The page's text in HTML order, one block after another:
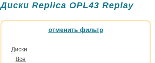
Диски Replica OPL43 Replay
отменить фильтр
Диски
Все